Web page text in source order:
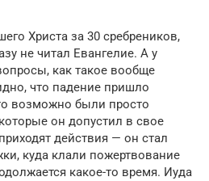
Христа за 30 сребреников,
не читал Евангелие. А у
как такое вообще
что падение пришло
возможно были просто
он допустил в свое
действия — он стал
куда клали пожертвование
какое-то время. Иуда